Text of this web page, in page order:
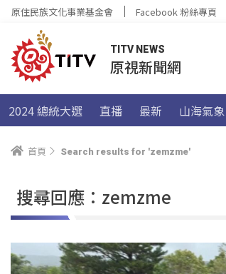
原住民族文化事業基金會 Facebook 粉絲專頁
TITV NEWS
原視新聞網
2024 總統大選 直播 最新 山海氣象
首頁 Search results for 'zemzme'
搜尋回應：zemzme